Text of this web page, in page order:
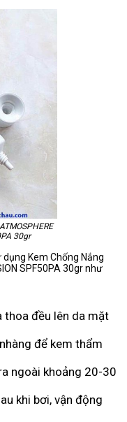
30gr
Kem Chống Nắng
SPF50PA 30gr như
thoa đều lên da mặt
để kem thẩm
ngoài khoảng 20-30
khi bơi, vận động